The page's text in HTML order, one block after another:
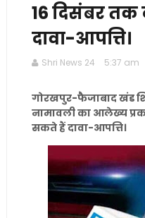
16 दिसंबर
दावा-आपत्ति।
Shri News 24 5:37 am
गोरखपुर-फैजाबाद खंड
नामावली का आलेख्य
सकते हैं दावा-आपत्ति।